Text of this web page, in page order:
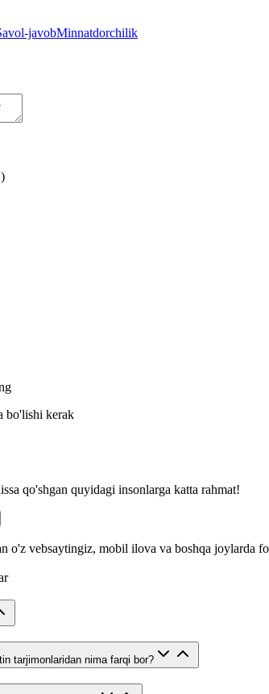
javobMinnatdorchilik
bo'lishi kerak
qo'shgan quyidagi insonlarga katta rahmat!
o'z vebsaytingiz, mobil ilova va boshqa joylarda
tarjimonlaridan nima farqi bor?